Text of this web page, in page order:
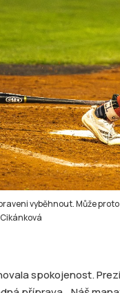
vyběhnout. Může
spokojenost.